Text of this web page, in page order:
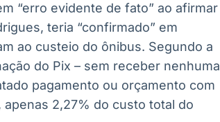
“erro evidente de fato” ao afirmar
teria “confirmado” em
ao custeio do ônibus. Segundo a
do Pix – sem receber nenhuma
pagamento ou orçamento com
2,27% do custo total do